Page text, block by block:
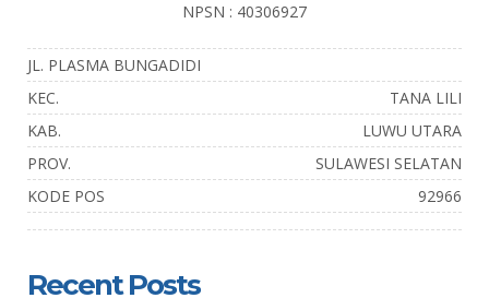
NPSN : 40306927
JL. PLASMA BUNGADIDI
KEC.
TANA LILI
KAB.
LUWU UTARA
PROV.
SULAWESI SELATAN
KODE POS
92966
Recent Posts